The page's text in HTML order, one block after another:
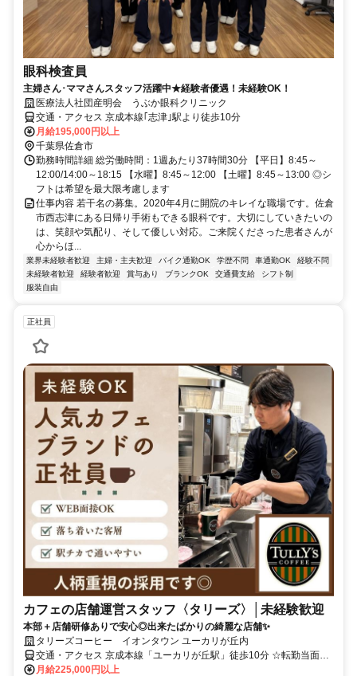
眼科検査員
主婦さん･ママさんスタッフ活躍中★経験者優遇！未経験OK！
医療法人社団産明会 うぶか眼科クリニック
交通・アクセス 京成本線｢志津｣駅より徒歩10分
月給195,000円以上
千葉県佐倉市
勤務時間詳細 総労働時間：1週あたり37時間30分 【平日】8:45～
12:00/14:00～18:15 【水曜】8:45～12:00 【土曜】8:45～13:00 ◎シ
フトは希望を最大限考慮します
仕事内容 若干名の募集。2020年4月に開院のキレイな職場です。佐倉
市西志津にある日帰り手術もできる眼科です。大切にしていきたいの
は、笑顔や気配り、そして優しい対応。ご来院くださった患者さんが
心からほ...
業界未経験者歓迎 主婦・主夫歓迎 バイク通勤OK 学歴不問 車通勤OK
経験不問
未経験者歓迎
経験者歓迎 賞与あり ブランクOK 交通費支給
シフト制
服装自由
正社員
カフェの店舗運営スタッフ〈タリーズ〉│未経験歓迎
本部＋店舗研修ありで安心◎出来たばかりの綺麗な店舗✨
タリーズコーヒー イオンタウン ユーカリが丘内
交通・アクセス 京成本線「ユーカリが丘駅」徒歩10分 ☆転勤当面な
し（2号店以上を出店した場合配属替えの可能性あり）
月給225,000円以上